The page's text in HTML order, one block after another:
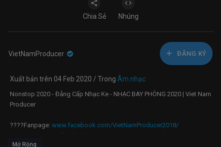
Chia Sẻ Nhúng
VietNamProducer ĐĂNG KÝ
Xuất bản trên 04 Feb 2020 / Trong Âm nhạc
Nonstop 2020 - Đẳng Cấp Nhạc Ke - NHẠC BAY PHÒNG 2020 | Viet Nam
Producer
????Fanpage: www.facebook.com/VietNamProducer2018/
www.facebook.com/groups/VietNamProducer/
Mở Rộng